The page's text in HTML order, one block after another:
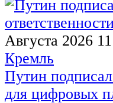
Августа 2026
Кремль
Путин
для цифровых